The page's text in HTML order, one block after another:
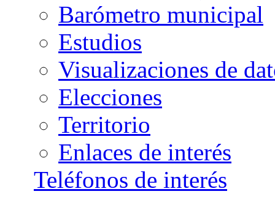
Barómetro municipal
Estudios
Visualizaciones de
Elecciones
Territorio
Enlaces de interés
Teléfonos de interés